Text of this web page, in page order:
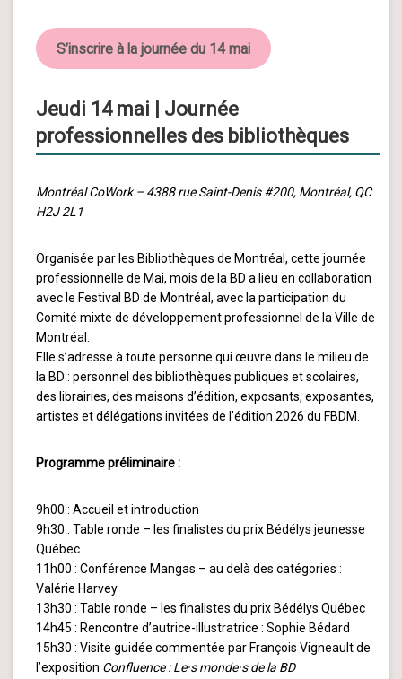
S’inscrire à la journée du 14 mai
Jeudi 14 mai | Journée
professionnelles des bibliothèques
Montréal CoWork – 4388 rue Saint-Denis #200, Montréal, QC
H2J 2L1
Organisée par les Bibliothèques de Montréal, cette journée
professionnelle de Mai, mois de la BD a lieu en collaboration
avec le Festival BD de Montréal, avec la participation du
Comité mixte de développement professionnel de la Ville de
Montréal.
Elle s’adresse à toute personne qui œuvre dans le milieu de
la BD : personnel des bibliothèques publiques et scolaires,
des librairies, des maisons d’édition, exposants, exposantes,
artistes et délégations invitées de l’édition 2026 du FBDM.
Programme préliminaire :
9h00 : Accueil et introduction
9h30 : Table ronde – les finalistes du prix Bédélys jeunesse
Québec
11h00 : Conférence Mangas – au delà des catégories :
Valérie Harvey
13h30 : Table ronde – les finalistes du prix Bédélys Québec
14h45 : Rencontre d’autrice-illustratrice : Sophie Bédard
15h30 : Visite guidée commentée par François Vigneault de
l’exposition Confluence : Le·s monde·s de la BD